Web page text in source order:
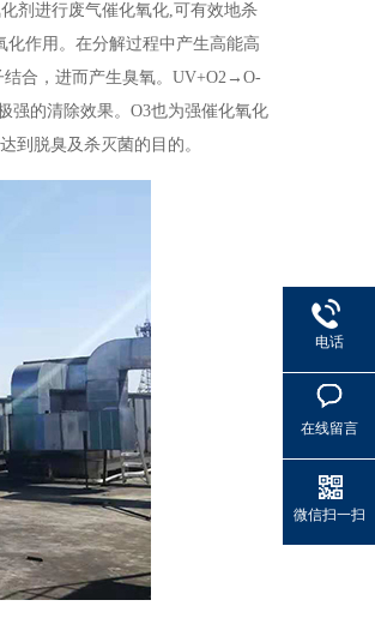
剂进行废气催化氧化,可有效地杀
作用。在分解过程中产生高能高
合，进而产生臭氧。UV+O2→O-
强的清除效果。O3也为强催化氧化
到脱臭及杀灭菌的目的。
电话
在线留言
微信扫一扫